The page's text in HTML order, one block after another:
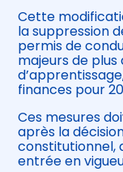
Cette
la suppression
permis de
majeurs de plus
finances pour
Ces mesures
après la
constitutionnel,
entrée en